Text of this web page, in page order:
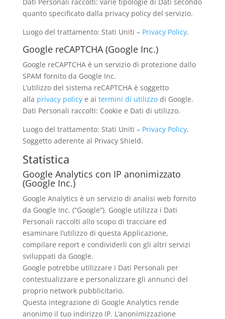
quanto specificato dalla privacy policy del servizio.
Luogo del trattamento: Stati Uniti – Privacy Policy.
Google reCAPTCHA (Google Inc.)
Google reCAPTCHA è un servizio di protezione dallo
SPAM fornito da Google Inc.
L’utilizzo del sistema reCAPTCHA è soggetto
alla privacy policye ai termini di utilizzodi Google.
Dati Personali raccolti: Cookie e Dati di utilizzo.
Luogo del trattamento: Stati Uniti – Privacy Policy.
Soggetto aderente al Privacy Shield.
Statistica
Google Analytics con IP anonimizzato
(Google Inc.)
Google Analytics è un servizio di analisi web fornito
da Google Inc. (“Google”). Google utilizza i Dati
Personali raccolti allo scopo di tracciare ed
esaminare l’utilizzo di questa Applicazione,
compilare report e condividerli con gli altri servizi
sviluppati da Google.
Google potrebbe utilizzare i Dati Personali per
contestualizzare e personalizzare gli annunci del
proprio network pubblicitario.
Questa integrazione di Google Analytics rende
anonimo il tuo indirizzo IP. L’anonimizzazione